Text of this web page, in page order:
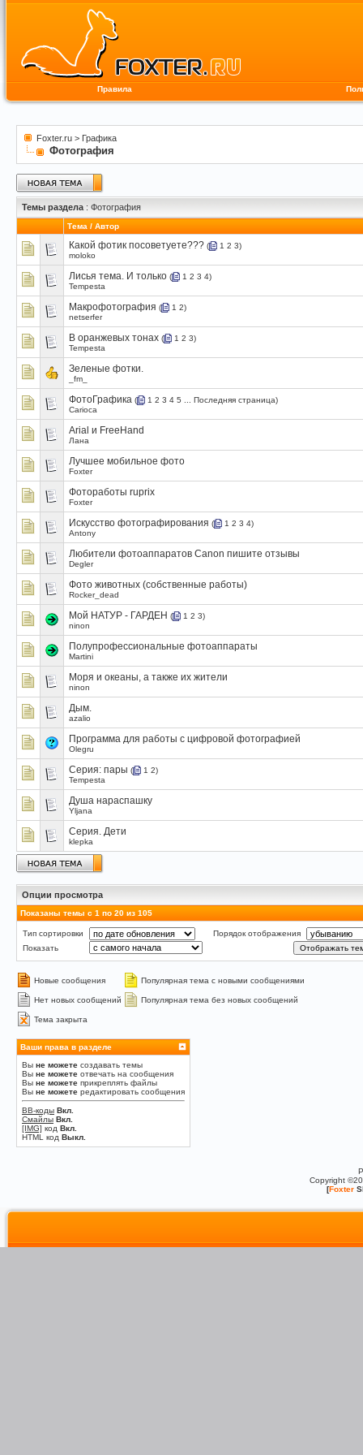
Правила
Foxter.ru > Графика
Фотография
Темы раздела : Фотография
Тема / Автор
Какой фотик посоветуете??? ( 1 2 3)
moloko
Лисья тема. И только ( 1 2 3 4)
Tempesta
Макрофотография ( 1 2)
netserfer
В оранжевых тонах ( 1 2 3)
Tempesta
Зеленые фотки.
_fm_
ФотоГрафика ( 1 2 3 4 5 Последняя страница)
Carioca
Arial и FreeHand
Лана
Лучшее мобильное фото
Foxter
Фотоработы ruprix
Foxter
Искусство фотографирования ( 1 2 3 4)
Antony
Любители фотоаппаратов Canon пишите отзывы
Degler
Фото животных (собственные работы)
Rocker_dead
Мой НАТУР - ГАРДЕН ( 1 2 3)
ninon
Полупрофессиональные фотоаппараты
Martini
Моря и океаны, а также их жители
ninon
Дым.
azalio
Программа для работы с цифровой фотографией
Olegru
Серия: пары ( 1 2)
Tempesta
Душа нараспашку
Yljana
Серия. Дети
klepka
Опции просмотра
Показаны темы с 1 по 20 из 105
Тип сортировки
Порядок отображения
Показать
Новые сообщения Популярная тема с новыми сообщениями
Нет новых сообщений Популярная тема без новых сообщений
Тема закрыта
Ваши права в разделе
Вы не можете создавать темы
Вы не можете отвечать на сообщения
Вы не можете прикреплять файлы
Вы не можете редактировать сообщения
BB-коды Вкл.
Смайлы Вкл.
[IMG] код Вкл.
HTML код Выкл.
Copyright
[Foxter